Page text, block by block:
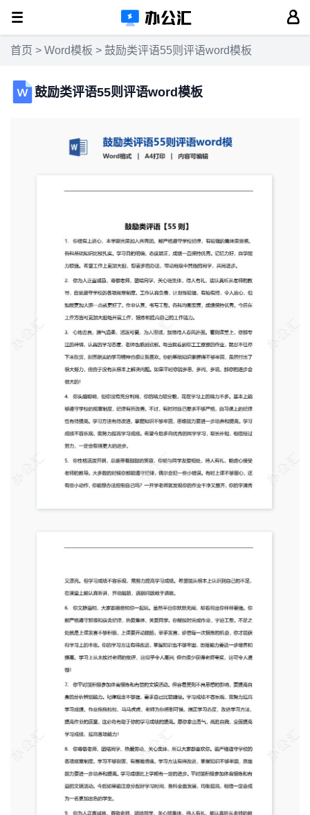
首页 > Word模板 > 鼓励类评语55则评语word模板
鼓励类评语55则评语word模板